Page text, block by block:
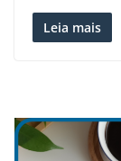
Leia mais